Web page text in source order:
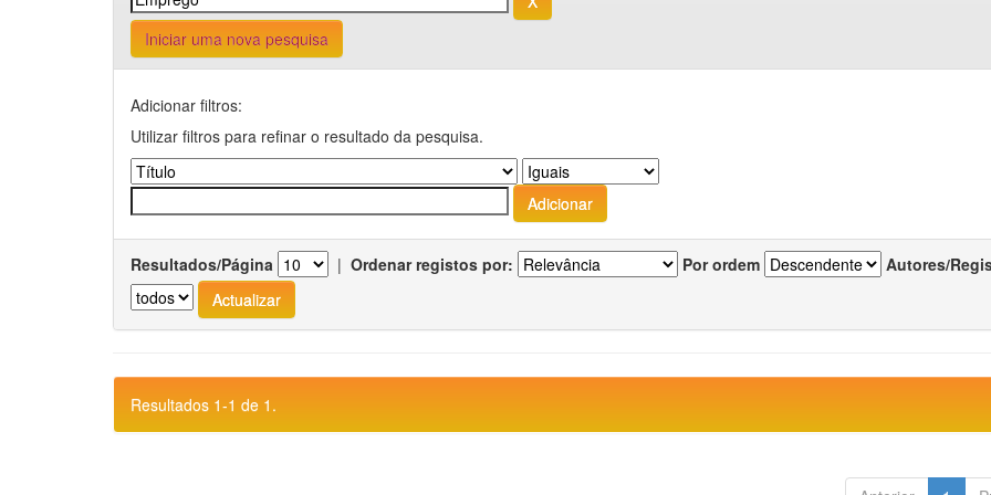
Iniciar uma nova pesquisa
Adicionar filtros:
Utilizar filtros para refinar o resultado da pesquisa.
Resultados/Página | Ordenar registos por: Por ordem Autores/
Resultados 1-1 de 1.